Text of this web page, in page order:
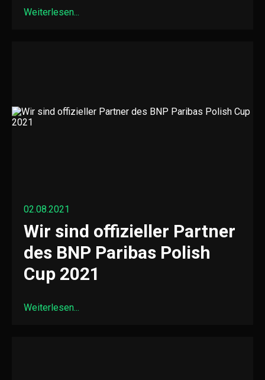
Weiterlesen...
02.08.2021
Wir sind offizieller Partner
des BNP Paribas Polish
Cup 2021
Weiterlesen...